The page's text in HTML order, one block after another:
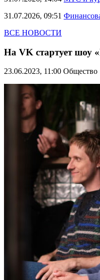
31.07.2026, 09:51
ВСЕ НОВОСТИ
На VK стартует шоу
23.06.2023, 11:00 Общество